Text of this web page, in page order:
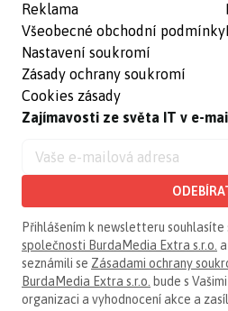
Reklama
Všeobecné obchodní podmínky
Nastavení soukromí
Zásady ochrany soukromí
Cookies zásady
Zajímavosti ze světa IT v e-
Přihlášením k newsletteru souhlasíte
společnosti BurdaMedia Extra s.r.o.
seznámili se Zásadami ochrany
BurdaMedia Extra s.r.o. bude s
organizaci a vyhodnocení akce a